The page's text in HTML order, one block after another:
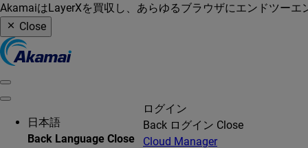
AkamaiはLayerXを買収し、あらゆるブラウザにエンドツー
Close
日本語
Back Language Close
ログイン
Back ログイン Close
Cloud Manager